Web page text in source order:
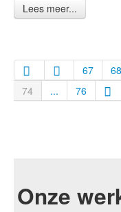
Lees meer...
67
68
74
... 76
Onze